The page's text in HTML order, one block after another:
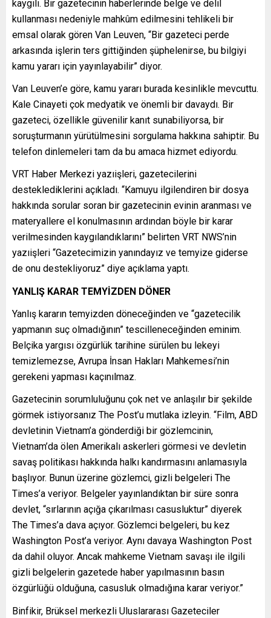
kaygılı. Bir gazetecinin haberlerinde belge ve delil
kullanması nedeniyle mahkûm edilmesini tehlikeli bir
emsal olarak gören Van Leuven, “Bir gazeteci perde
arkasında işlerin ters gittiğinden şüphelenirse, bu bilgiyi
kamu yararı için yayınlayabilir” diyor.
Van Leuven’e göre, kamu yararı burada kesinlikle mevcuttu.
Kale Cinayeti çok medyatik ve önemli bir davaydı. Bir
gazeteci, özellikle güvenilir kanıt sunabiliyorsa, bir
soruşturmanın yürütülmesini sorgulama hakkına sahiptir. Bu
telefon dinlemeleri tam da bu amaca hizmet ediyordu.
VRT Haber Merkezi yazıişleri, gazetecilerini
desteklediklerini açıkladı. “Kamuyu ilgilendiren bir dosya
hakkında sorular soran bir gazetecinin evinin aranması ve
materyallere el konulmasının ardından böyle bir karar
verilmesinden kaygılandıklarını” belirten VRT NWS’nin
yazıişleri “Gazetecimizin yanındayız ve temyize giderse
de onu destekliyoruz” diye açıklama yaptı.
YANLIŞ KARAR TEMYİZDEN DÖNER
Yanlış kararın temyizden döneceğinden ve “gazetecilik
yapmanın suç olmadığının” tescilleneceğinden eminim.
Belçika yargısı özgürlük tarihine sürülen bu lekeyi
temizlemezse, Avrupa İnsan Hakları Mahkemesi’nin
gerekeni yapması kaçınılmaz.
Gazetecinin sorumluluğunu çok net ve anlaşılır bir şekilde
görmek istiyorsanız The Post’u mutlaka izleyin. “Film, ABD
devletinin Vietnam’a gönderdiği bir gözlemcinin,
Vietnam’da ölen Amerikalı askerleri görmesi ve devletin
savaş politikası hakkında halkı kandırmasını anlamasıyla
başlıyor. Bunun üzerine gözlemci, gizli belgeleri The
Times’a veriyor. Belgeler yayınlandıktan bir süre sonra
devlet, “sırlarının açığa çıkarılması casusluktur” diyerek
The Times’a dava açıyor. Gözlemci belgeleri, bu kez
Washington Post’a veriyor. Aynı davaya Washington Post
da dahil oluyor. Ancak mahkeme Vietnam savaşı ile ilgili
gizli belgelerin gazetede haber yapılmasının basın
özgürlüğü olduğuna, casusluk olmadığına karar veriyor.”
Binfikir, Brüksel merkezli Uluslararası Gazeteciler